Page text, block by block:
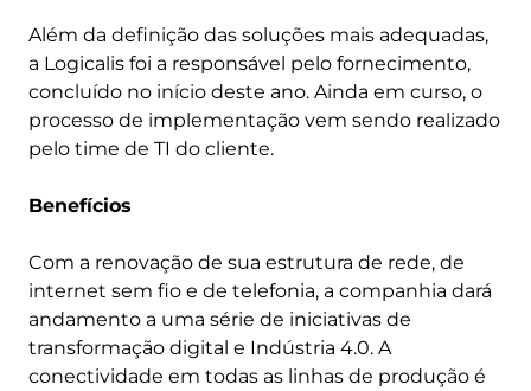
Além da definição das soluções mais adequadas,
a Logicalis foi a responsável pelo fornecimento,
concluído no início deste ano. Ainda em curso, o
processo de implementação vem sendo realizado
pelo time de TI do cliente.
Benefícios
Com a renovação de sua estrutura de rede, de
internet sem fio e de telefonia, a companhia dará
andamento a uma série de iniciativas de
transformação digital e Indústria 4.0. A
conectividade em todas as linhas de produção é